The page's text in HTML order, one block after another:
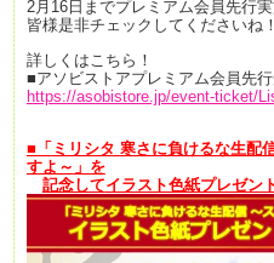
2月16日までプレミアム会員先行実
皆様是非チェックしてくださいね！
詳しくはこちら！
■アソビストアプレミアム会員先
https://asobistore.jp/event-ticket/
■「 ミリシタ 寒さに負けるな生配
すよ～ 」を
記念してイラスト色紙プレゼン